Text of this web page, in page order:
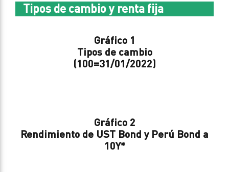
Tipos de cambio y renta fija
Gráfico 1
Tipos de cambio
(100=31/01/2022)
Gráfico 2
Rendimiento de UST Bond y Perú Bond a
10Y*